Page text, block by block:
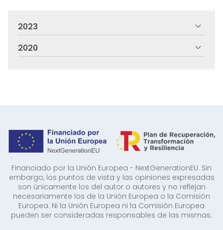
2023
2020
Financiado por la Unión Europea - NextGenerationEU. Sin
embargo, los puntos de vista y las opiniones expresadas
son únicamente los del autor o autores y no reflejan
necesariamente los de la Unión Europea o la Comisión
Europea. Ni la Unión Europea ni la Comisión Europea
pueden ser consideradas responsables de las mismas.